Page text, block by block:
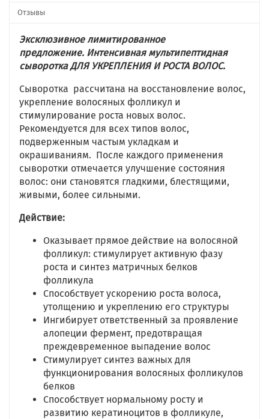
Отзывы
Эксклюзивное лимитированное
предложение. Интенсивная мультипептидная
сыворотка ДЛЯ УКРЕПЛЕНИЯ И РОСТА ВОЛОС.
Сыворотка рассчитана на восстановление волос,
укрепление волосяных фолликул и
стимулирование роста новых волос.
Рекомендуется для всех типов волос,
подверженным частым укладкам и
окрашиваниям. После каждого применения
сыворотки отмечается улучшение состояния
волос: они становятся гладкими, блестящими,
живыми, более сильными.
Действие:
Оказывает прямое действие на волосяной
фолликул: стимулирует активную фазу
роста и синтез матричных белков
фолликула
Способствует ускорению роста волоса,
утолщению и укреплению его структуры
Ингибирует ответственный за проявление
алопеции фермент, предотвращая
преждевременное выпадение волос
Стимулирует синтез важных для
функционирования волосяных фолликулов
белков
Способствует нормальному росту и
развитию кератиноцитов в фолликуле,